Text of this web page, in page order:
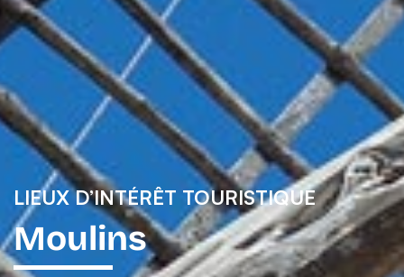
LIEUX D’INTÉRÊT TOURISTIQUE
Moulins